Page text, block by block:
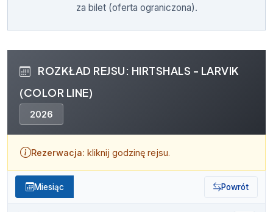
za bilet (oferta ograniczona).
ROZKŁAD REJSU: HIRTSHALS - LARVIK
(COLOR LINE)
2026
Rezerwacja: kliknij godzinę rejsu.
Miesiąc Powrót